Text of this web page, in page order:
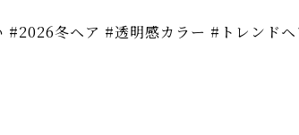
冬ヘア #透明感カラー #トレンド